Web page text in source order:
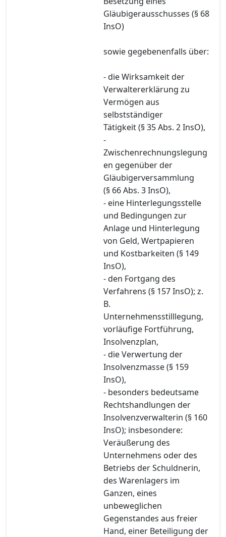
Gläubigerausschusses (§ 68
InsO)
sowie gegebenenfalls über:
- die Wirksamkeit der
Verwaltererklärung zu
Vermögen aus
selbstständiger
Tätigkeit (§ 35 Abs. 2 InsO),
-
Zwischenrechnungslegung
en gegenüber der
Gläubigerversammlung
(§ 66 Abs. 3 InsO),
- eine Hinterlegungsstelle
und Bedingungen zur
Anlage und Hinterlegung
von Geld, Wertpapieren
und Kostbarkeiten (§ 149
InsO),
- den Fortgang des
Verfahrens (§ 157 InsO); z.
B.
Unternehmensstilllegung,
vorläufige Fortführung,
Insolvenzplan,
- die Verwertung der
Insolvenzmasse (§ 159
InsO),
- besonders bedeutsame
Rechtshandlungen der
Insolvenzverwalterin (§ 160
InsO); insbesondere:
Veräußerung des
Unternehmens oder des
Betriebs der Schuldnerin,
des Warenlagers im
Ganzen, eines
unbeweglichen
Gegenstandes aus freier
Hand, einer Beteiligung der